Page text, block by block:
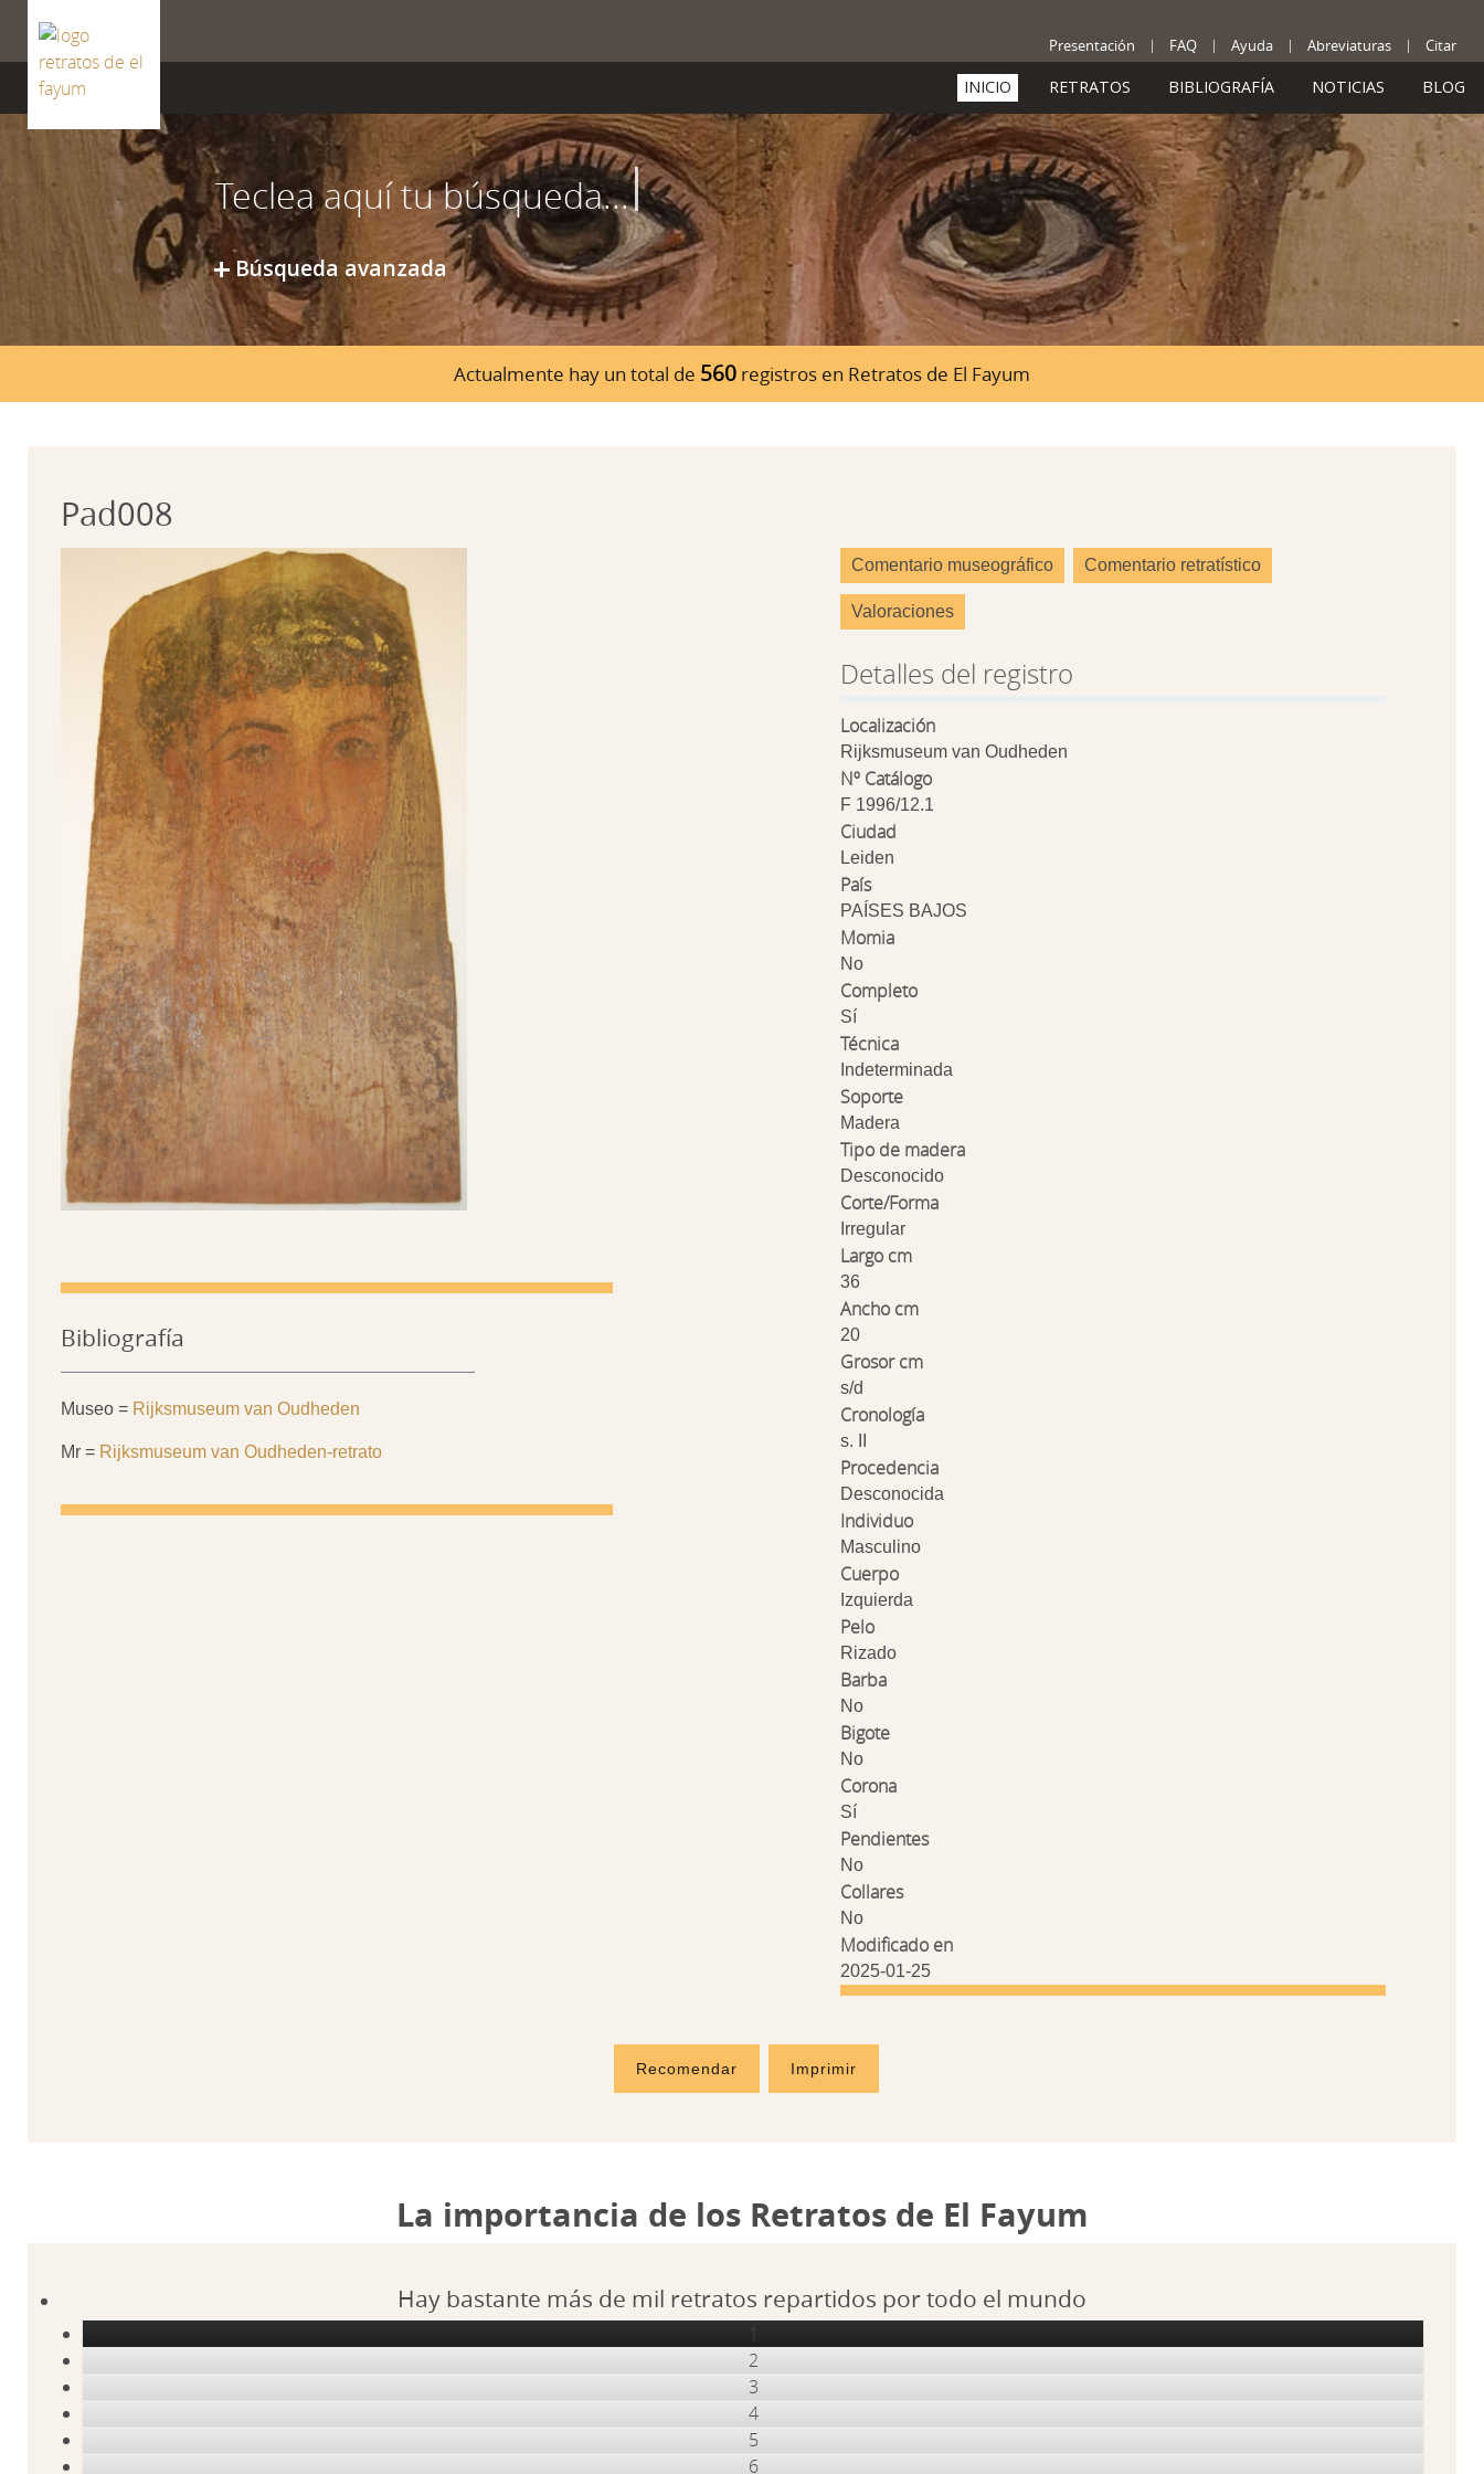
Presentación FAQ Ayuda Abreviaturas Citar
INICIO RETRATOS BIBLIOGRAFÍA NOTICIAS BLOG
Búsqueda avanzada
Actualmente hay un total de 560 registros en Retratos de El Fayum
Pad008
Bibliografía
Museo = Rijksmuseum van Oudheden
Mr = Rijksmuseum van Oudheden-retrato
Comentario museográfico Comentario retratístico
Valoraciones
Detalles del registro
Localización
Rijksmuseum van Oudheden
Nº Catálogo
F 1996/12.1
Ciudad
Leiden
País
PAÍSES BAJOS
Momia
No
Completo
Sí
Técnica
Indeterminada
Soporte
Madera
Tipo de madera
Desconocido
Corte/Forma
Irregular
Largo cm
36
Ancho cm
20
Grosor cm
s/d
Cronología
s. II
Procedencia
Desconocida
Individuo
Masculino
Cuerpo
Izquierda
Pelo
Rizado
Barba
No
Bigote
No
Corona
Sí
Pendientes
No
Collares
No
Modificado en
2025-01-25
Recomendar Imprimir
La importancia de los Retratos de El Fayum
Hay bastante más de mil retratos repartidos por todo el mundo
1
2
3
4
5
6